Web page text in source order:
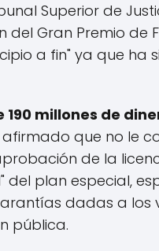
Superior de
Gran Premio de
a fin" ya que
millones de
que no le
de la
plan especial,
dadas a
pública.